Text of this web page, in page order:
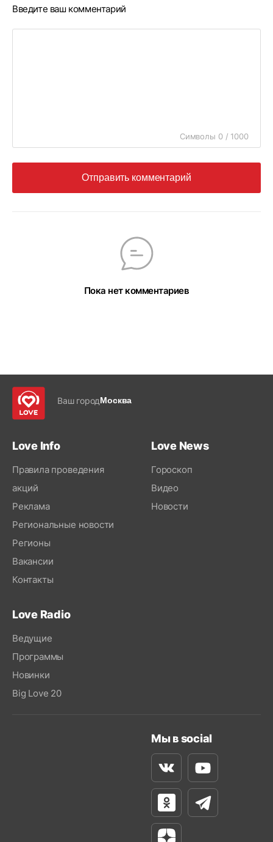
Введите ваш комментарий
Символы 0 / 1000
Отправить комментарий
Пока нет комментариев
Ваш городМосква
Love Info
Правила проведения
акций
Реклама
Региональные новости
Регионы
Вакансии
Контакты
Love News
Гороскоп
Видео
Новости
Love Radio
Ведущие
Программы
Новинки
Big Love 20
Мы в social
ВконтактеYoutube
Одноклассники
Телеграм